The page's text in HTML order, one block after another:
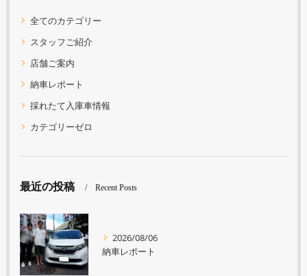
全てのカテゴリー
スタッフご紹介
店舗ご案内
納車レポート
採れたて入庫車情報
カテゴリーゼロ
最近の投稿 Recent Posts
2026/08/06
納車レポート